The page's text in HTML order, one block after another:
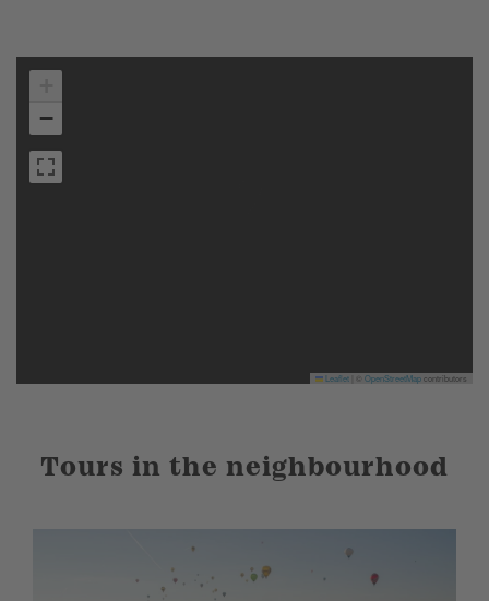
−
Leaflet OpenStreetMapcontributors
Tours in the neighbourhood